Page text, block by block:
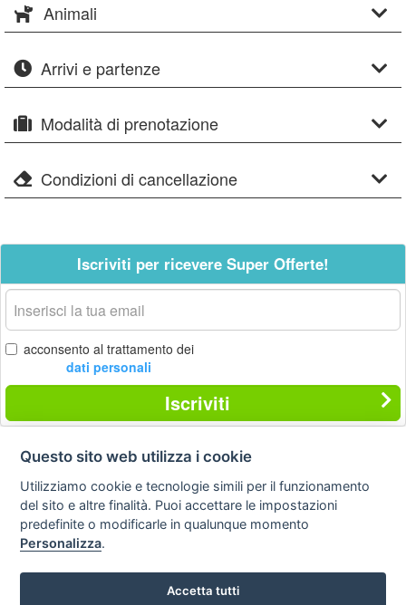
Animali
Arrivi e partenze
Modalità di prenotazione
Condizioni di cancellazione
Iscriviti per ricevere Super Offerte!
La
tua
email
acconsento al trattamento dei
dati personali
Iscriviti
Contatti
Privacy
policy
legale
Preferenze cookie
STA Sunny Travel Agency
Questo sito web utilizza i cookie
Utilizziamo cookie e tecnologie simili per il funzionamento
del sito e altre finalità. Puoi accettare le impostazioni
predefinite o modificarle in qualunque momento
Personalizza.
Accetta tutti